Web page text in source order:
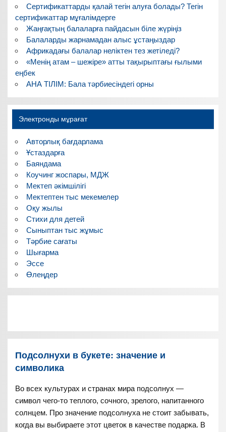
Сертификаттарды қалай тегін алуға болады? Тегін
сертификаттар мұғалімдерге
Жаңғақтың балаларға пайдасын біле жүріңіз
Балаларды жарнамадан алыс ұстаңыздар
Африкадағы балалар неліктен тез жетіледі?
«Менің атам – шежіре» атты тақырыптағы ғылыми
еңбек
АНА ТІЛІМ: Бала тәрбиесіндегі орны
Электронды мұрағат
Авторлық бағдарлама
Ұстаздарға
Баяндама
Коучинг жоспары, МДЖ
Мектеп әкімшілігі
Мектептен тыс мекемелер
Оқу жылы
Стихи для детей
Сыныптан тыс жұмыс
Тәрбие сағаты
Шығарма
Эссе
Өлеңдер
Подсолнухи в букете: значение и
символика
Во всех культурах и странах мира подсолнух —
символ чего-то теплого, сочного, зрелого, напитанного
солнцем. Про значение подсолнуха не стоит забывать,
когда вы выбираете этот цветок в качестве подарка. В